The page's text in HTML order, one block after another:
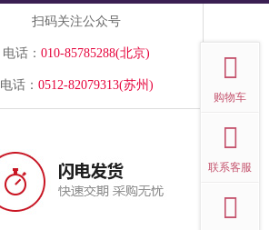
扫码关注公众号
电话： 010-85785288(北京)
电话： 0512-82079313(苏州)
购物车
联系客服